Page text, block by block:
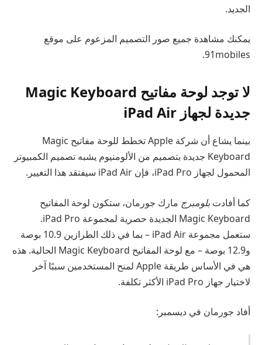
الجديد.
يمكنك مشاهدة جميع صور التصميم المزعوم على موقع
91mobiles.
لا توجد لوحة مفاتيح Magic Keyboard
جديدة لجهاز iPad Air
بينما يشاع أن شركة Apple تخطط للوحة مفاتيح Magic
Keyboard جديدة بتصميم من الألومنيوم يشبه تصميم الكمبيوتر
المحمول لجهاز iPad Pro، فإن iPad Air سيفتقد هذا التغيير.
كما أفادت بلومبرج مارك جورمان، ستكون لوحة المفاتيح
Magic Keyboard الجديدة حصرية لمجموعة iPad Pro.
ستعمل مجموعة iPad Air – بما في ذلك الطرازين 10.9 بوصة
و12.9 بوصة – مع لوحة المفاتيح Magic Keyboard الحالية. هذه
هي في الأساس طريقة Apple لمنح المستخدمين سببًا آخر
لاختيار جهاز iPad Pro الأكثر تكلفة.
أفاد جورمان في ديسمبر: